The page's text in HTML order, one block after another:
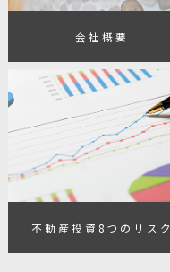
会社概要
不動産投資8つのリスク